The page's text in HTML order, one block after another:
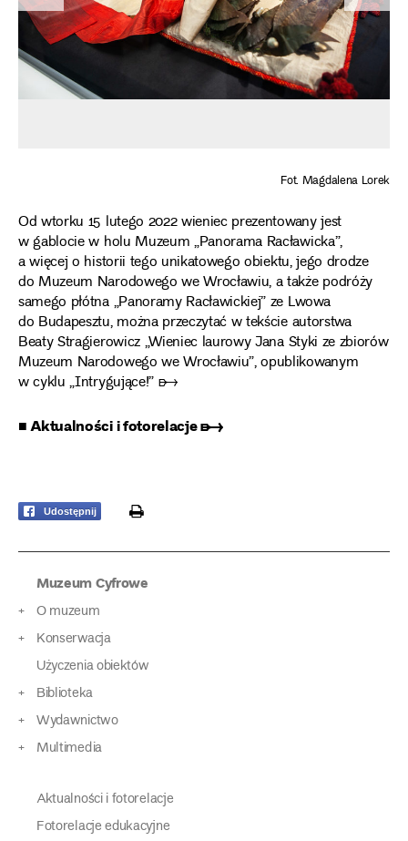
Fot. Magdalena Lorek
Od wtorku 15 lutego 2022 wieniec prezentowany jest
w gablocie w holu Muzeum „Panorama Racławicka”,
a więcej o historii tego unikatowego obiektu, jego drodze
do Muzeum Narodowego we Wrocławiu, a także podróży
samego płótna „Panoramy Racławickiej” ze Lwowa
do Budapesztu, można przeczytać wtekście autorstwa
Beaty Stragierowicz „Wieniec laurowy Jana Styki ze zbiorów
Muzeum Narodowego we Wrocławiu”, opublikowanym
w cyklu „Intrygujące!” ➸
■ Aktualności i fotorelacje ➸
Udostępnij print
Muzeum Cyfrowe
O muzeum
Konserwacja
Użyczenia obiektów
Biblioteka
Wydawnictwo
Multimedia
Aktualności i fotorelacje
Fotorelacje edukacyjne